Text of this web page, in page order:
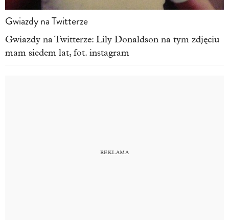
Gwiazdy na Twitterze
Gwiazdy na Twitterze: Lily Donaldson na tym zdjęciu
mam siedem lat, fot. instagram